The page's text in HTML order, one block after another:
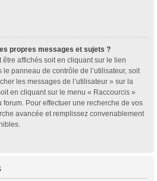
propres messages et sujets ?
affichés soit en cliquant sur le lien
panneau de contrôle de l’utilisateur, soit
les messages de l’utilisateur » sur la
en cliquant sur le menu « Raccourcis »
Pour effectuer une recherche de vos
avancée et remplissez convenablement